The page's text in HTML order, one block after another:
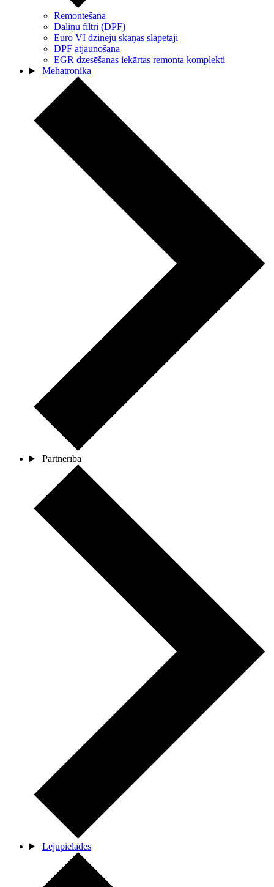
Remontēšana
Daļiņu filtri (DPF)
Euro VI dzinēju skaņas slāpētāji
DPF atjaunošana
EGR dzesēšanas iekārtas remonta komplekti
Mehatronika
Partnerība
Lejupielādes